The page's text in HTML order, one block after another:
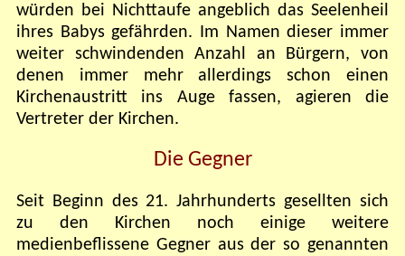
würden bei Nichttaufe angeblich das Seelenheil
ihres Babys gefährden. Im Namen dieser immer
weiter schwindenden Anzahl an Bürgern, von
denen immer mehr allerdings schon einen
Kirchenaustritt ins Auge fassen, agieren die
Vertreter der Kirchen.
Die Gegner
Seit Beginn des 21. Jahrhunderts gesellten sich
zu den Kirchen noch einige weitere
medienbeflissene Gegner aus der so genannten